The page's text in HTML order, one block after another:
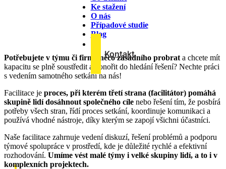
Ke stažení
O nás
Případové studie
Blog
Kontakt
Potřebujete v týmu či firmě něco zásadního probrat a chcete mít
kapacitu se plně soustředit a ponořit do hledání řešení? Nechte práci
s vedením samotného setkání na nás!
Facilitace je proces, při kterém třetí strana (facilitátor) pomáhá
skupině lidí dosáhnout společného cíle nebo řešení tím, že posbírá
potřeby všech stran, řídí proces setkání, koordinuje komunikaci a
používá vhodné nástroje, díky kterým se zapojí všichni účastníci.
Naše facilitace zahrnuje vedení diskuzí, řešení problémů a podporu
týmové spolupráce v prostředí, kde je důležité rychlé a efektivní
rozhodování. Umíme vést malé týmy i velké skupiny lidí, a to i v
komplexních projektech.